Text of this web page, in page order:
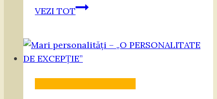
VEZI TOT„FUNDAMENTALISM